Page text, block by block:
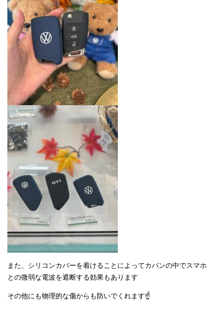
また、シリコンカバーを着けることによってカバンの中でスマホ
との微弱な電波を遮断する効果もあります
その他にも物理的な傷からも防いでくれます☝